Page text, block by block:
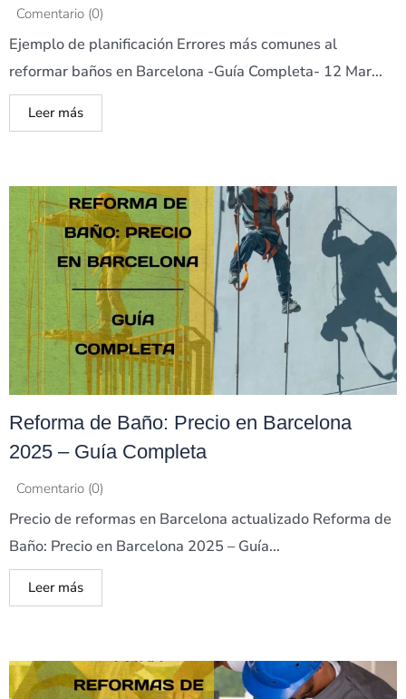
Comentario (0)
Ejemplo de planificación Errores más comunes al
reformar baños en Barcelona -Guía Completa- 12 Mar...
Leer más
Reforma de Baño: Precio en Barcelona
2025 – Guía Completa
Comentario (0)
Precio de reformas en Barcelona actualizado Reforma de
Baño: Precio en Barcelona 2025 – Guía...
Leer más